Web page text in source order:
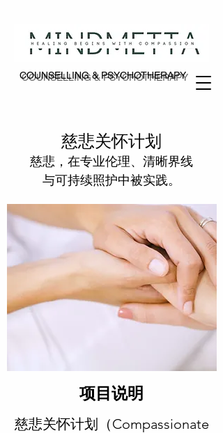
COUNSELLING & PSYCHOTHERAPY
COUNSELLING & PSYCHOTHERAPY
慈悲关怀计划
慈悲，在专业伦理、清晰界线
与可持续照护中被实践。
项目说明
慈悲关怀计划（Compassionate